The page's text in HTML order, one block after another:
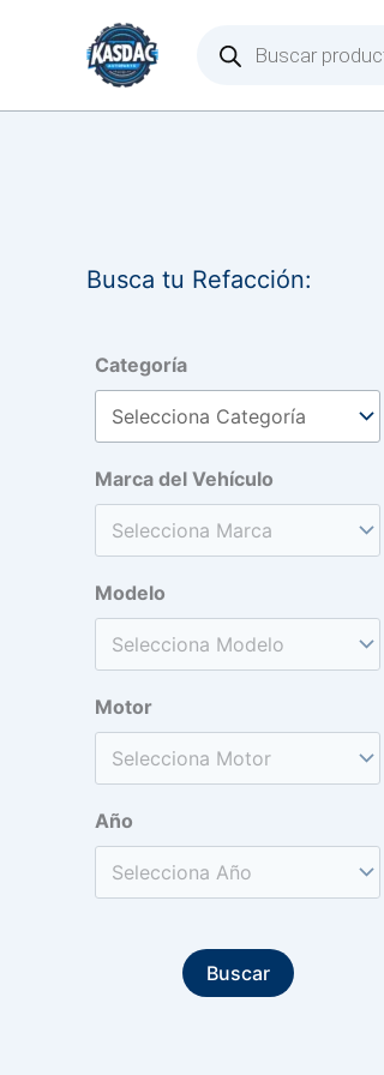
contenido
productos
Busca tu Refacción:
Categoría
Marca del Vehículo
Modelo
Motor
Año
Buscar